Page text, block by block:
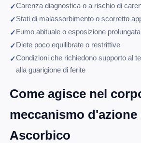
Carenza diagnostica o a rischio di
Stati di malassorbimento o scorretto
Fumo abituale o esposizione
Diete poco equilibrate o restrittive
Condizioni che richiedono supporto al
alla guarigione di ferite
Come agisce nel
meccanismo
Ascorbico